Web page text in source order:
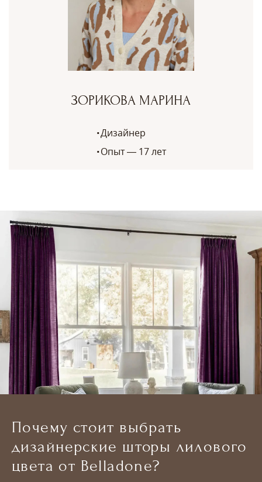
ЗОРИКОВА МАРИНА
Дизайнер
Опыт — 17 лет
Почему стоит выбрать
дизайнерские шторы лилового
цвета от Belladone?